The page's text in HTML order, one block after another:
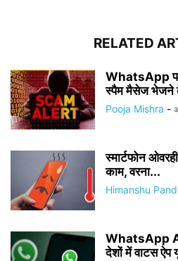
RELATED
WhatsApp पर
स्पैम मैसेज भेजने
Pooja Mishra -
स्मार्टफोन
काम, वरना...
Himanshu
WhatsApp
देशों में वाटस ऐप